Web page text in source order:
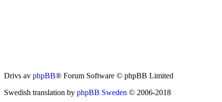
Drivs av phpBB® Forum Software © phpBB Limited
Swedish translation by phpBB Sweden © 2006-2018